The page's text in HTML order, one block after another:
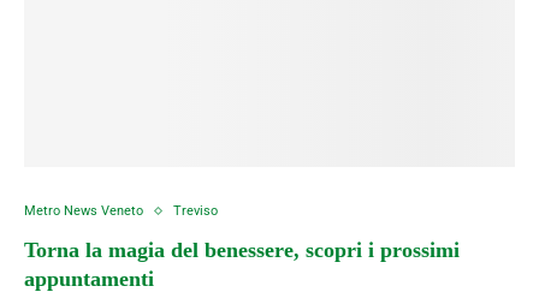
Metro News Veneto Treviso
Torna la magia del benessere, scopri i prossimi
appuntamenti